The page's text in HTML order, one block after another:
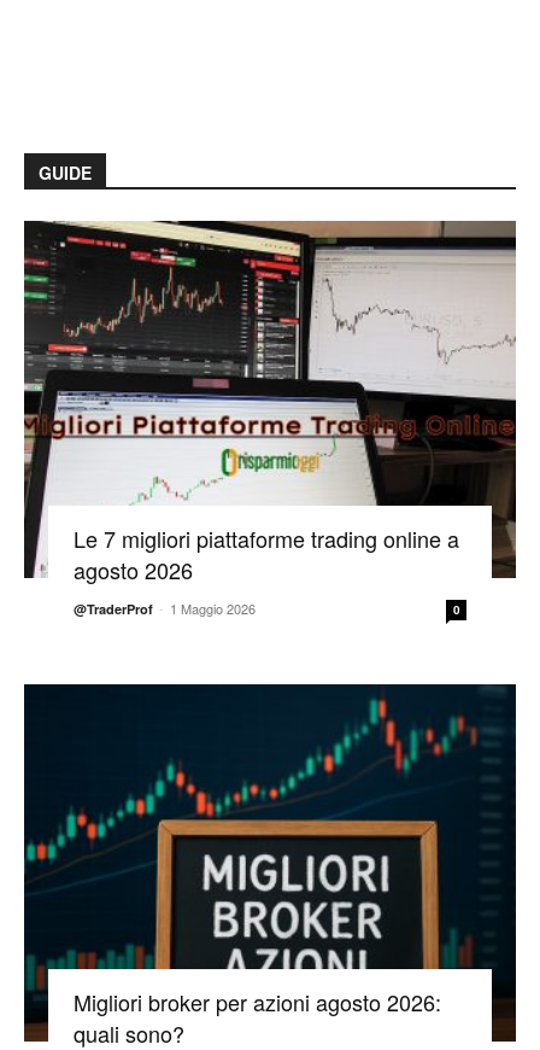
GUIDE
Le 7 migliori piattaforme trading online a
agosto 2026
@TraderProf - 1 Maggio 2026 0
Migliori broker per azioni agosto 2026:
quali sono?